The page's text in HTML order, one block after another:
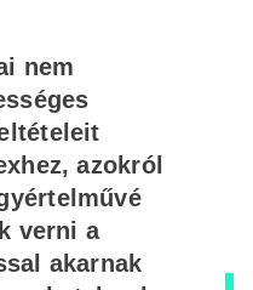
nem
azokról
verni a
akarnak